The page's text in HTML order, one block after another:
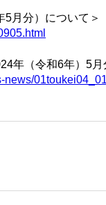
5月分）について＞
年（令和6年）5月